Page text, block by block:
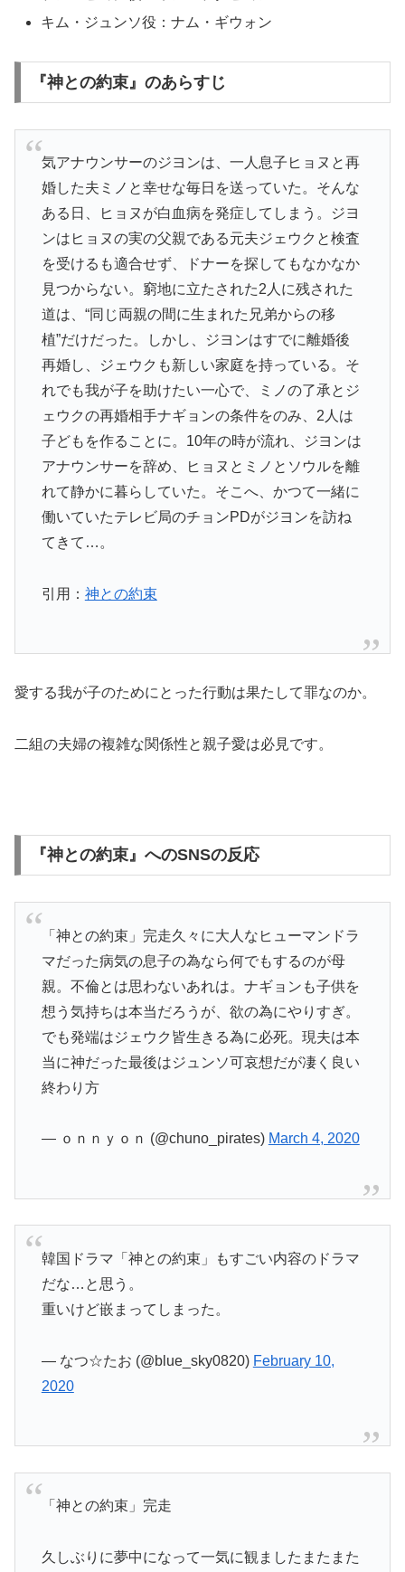
キム・ジュンソ役：ナム・ギウォン
『神との約束』のあらすじ
気アナウンサーのジヨンは、一人息子ヒョヌと再
婚した夫ミノと幸せな毎日を送っていた。そんな
ある日、ヒョヌが白血病を発症してしまう。ジヨ
ンはヒョヌの実の父親である元夫ジェウクと検査
を受けるも適合せず、ドナーを探してもなかなか
見つからない。窮地に立たされた2人に残された
道は、“同じ両親の間に生まれた兄弟からの移
植”だけだった。しかし、ジヨンはすでに離婚後
再婚し、ジェウクも新しい家庭を持っている。そ
れでも我が子を助けたい一心で、ミノの了承とジ
ェウクの再婚相手ナギョンの条件をのみ、2人は
子どもを作ることに。10年の時が流れ、ジヨンは
アナウンサーを辞め、ヒョヌとミノとソウルを離
れて静かに暮らしていた。そこへ、かつて一緒に
働いていたテレビ局のチョンPDがジヨンを訪ね
てきて…。
引用： 神との約束
愛する我が子のためにとった行動は果たして罪なのか。
二組の夫婦の複雑な関係性と親子愛は必見です。
『神との約束』へのSNSの反応
「神との約束」完走久々に大人なヒューマンドラ
マだった病気の息子の為なら何でもするのが母
親。不倫とは思わないあれは。ナギョンも子供を
想う気持ちは本当だろうが、欲の為にやりすぎ。
でも発端はジェウク皆生きる為に必死。現夫は本
当に神だった最後はジュンソ可哀想だが凄く良い
終わり方
— ｏｎｎｙｏｎ (@chuno_pirates) March 4, 2020
韓国ドラマ「神との約束」もすごい内容のドラマ
だな…と思う。
重いけど嵌まってしまった。
— なつ☆たお (@blue_sky0820) February 10,
2020
「神との約束」完走
久しぶりに夢中になって一気に観ましたまたまた